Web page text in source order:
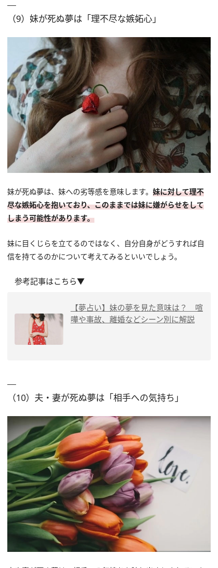
（9）妹が死ぬ夢は「理不尽な嫉妬心」
妹が死ぬ夢は、妹への劣等感を意味します。 妹に対して理不
尽な嫉妬心を抱いており、このままでは妹に嫌がらせをして
しまう可能性があります。
妹に目くじらを立てるのではなく、自分自身がどうすれば自
信を持てるのかについて考えてみるといいでしょう。
参考記事はこちら▼
【夢占い】妹の夢を見た意味は？ 喧
嘩や事故、離婚などシーン別に解説
（10）夫・妻が死ぬ夢は「相手への気持ち」